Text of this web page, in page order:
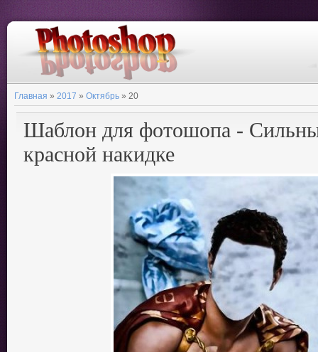
Главная » 2017 » Октябрь » 20
Шаблон для фотошопа -
красной накидке